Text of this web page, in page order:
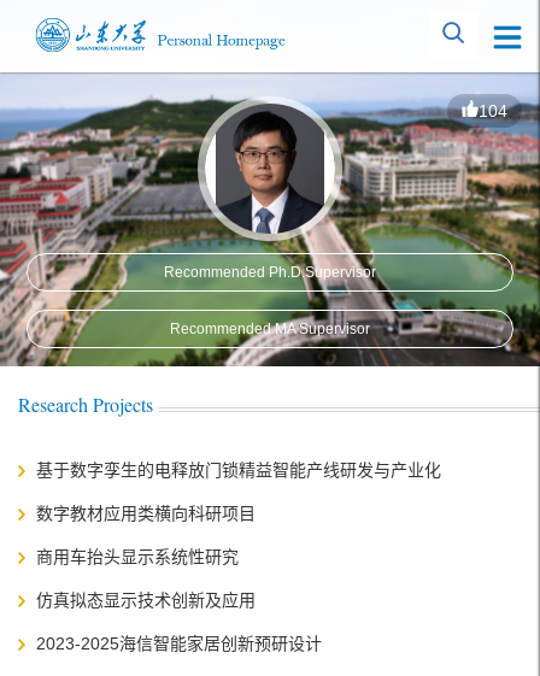
104
Recommended Ph.D.Supervisor
Recommended MA Supervisor
Research Projects
基于数字孪生的电释放门锁精益智能产线研发与产业化
数字教材应用类横向科研项目
商用车抬头显示系统性研究
仿真拟态显示技术创新及应用
2023-2025海信智能家居创新预研设计